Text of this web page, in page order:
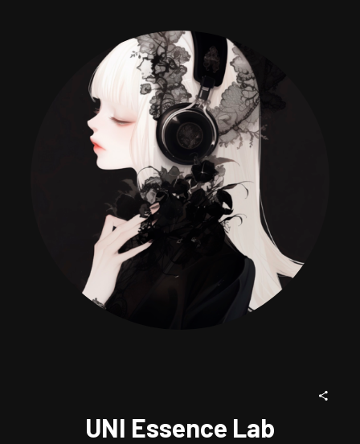
UNI Essence Lab